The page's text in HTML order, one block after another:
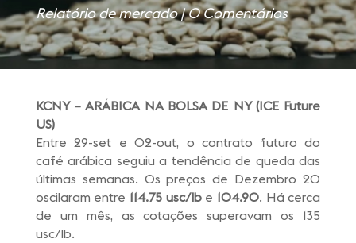
Relatório de mercado|0 Comentários
KCNY – ARÁBICA NA BOLSA DE NY (ICE Future
US)
Entre 29-set e 02-out, o contrato futuro do
café arábica seguiu a tendência de queda das
últimas semanas. Os preços de Dezembro 20
oscilaram entre 114.75 usc/lbe 104.90. Há cerca
de um mês, as cotações superavam os 135
usc/lb.